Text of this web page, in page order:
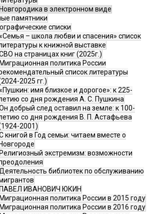
Новгородика в электронном виде
памятники
списки
– школа любви и спасения» список
к книжной выставке
на страницах книг (2025г.)
Миграционная политика России
список литературы
2025 гг.)
имя близкое и дорогое»: к 225-
со дня рождения А. С. Пушкина
добрый след оставил на земле: к 100-
со дня рождения В. П. Астафьева
2001)
книгой в Год семьи: читаем вместе о
Новгороде
Религиозный экстремизм: возможности
библиотек по обслуживанию
ПАВЕЛ ИВАНОВИЧ ЮКИН
Миграционная политика России в 2015 году
Миграционная политика России в 2016 году